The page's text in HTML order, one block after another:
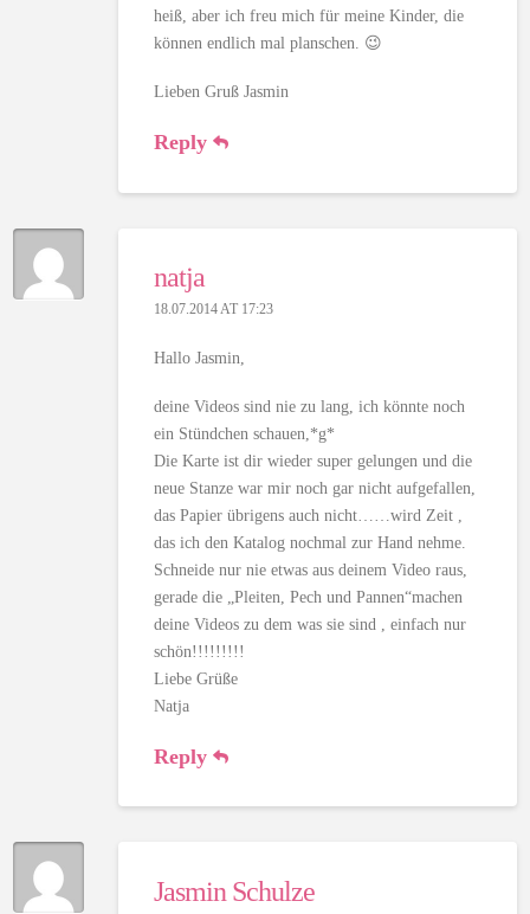
heiß, aber ich freu mich für meine Kinder, die
können endlich mal planschen. 😉
Lieben Gruß Jasmin
Reply
natja
18.07.2014 AT 17:23
Hallo Jasmin,
deine Videos sind nie zu lang, ich könnte noch
ein Stündchen schauen,*g*
Die Karte ist dir wieder super gelungen und die
neue Stanze war mir noch gar nicht aufgefallen,
das Papier übrigens auch nicht……wird Zeit ,
das ich den Katalog nochmal zur Hand nehme.
Schneide nur nie etwas aus deinem Video raus,
gerade die „Pleiten, Pech und Pannen“machen
deine Videos zu dem was sie sind , einfach nur
schön!!!!!!!!!
Liebe Grüße
Natja
Reply
Jasmin Schulze